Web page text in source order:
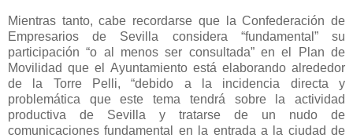
Mientras tanto, cabe recordarse que la Confederación de
Empresarios de Sevilla considera “fundamental” su
participación “o al menos ser consultada” en el Plan de
Movilidad que el Ayuntamiento está elaborando alrededor
de la Torre Pelli, “debido a la incidencia directa y
problemática que este tema tendrá sobre la actividad
productiva de Sevilla y tratarse de un nudo de
comunicaciones fundamental en la entrada a la ciudad de